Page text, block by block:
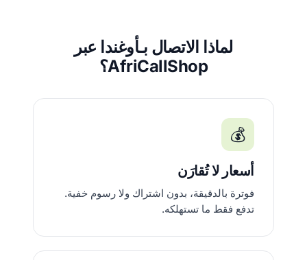
لماذا الاتصال بـأوغندا عبر
AfriCallShop؟
💰
أسعار لا تُقارَن
فوترة بالدقيقة، بدون اشتراك ولا رسوم خفية.
تدفع فقط ما تستهلكه.